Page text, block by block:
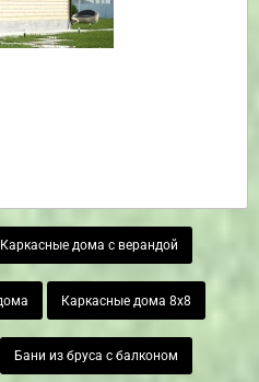
Каркасные дома с верандой
Каркасные дома 8х8
Бани из бруса с балконом